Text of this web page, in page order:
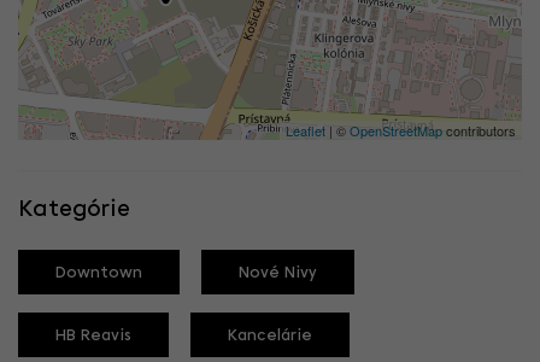
Leaflet | ©OpenStreetMapcontributors
Kategórie
Downtown Nové Nivy
HB Reavis Kancelárie